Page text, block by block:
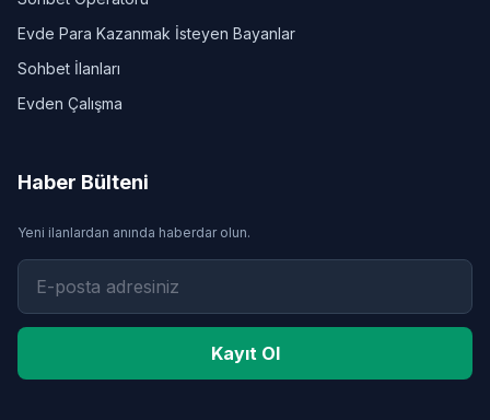
Evde Para Kazanmak İsteyen Bayanlar
Sohbet İlanları
Evden Çalışma
Haber Bülteni
Yeni ilanlardan anında haberdar olun.
Kayıt Ol